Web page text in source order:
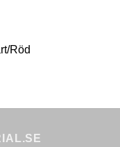
Röd
kr.